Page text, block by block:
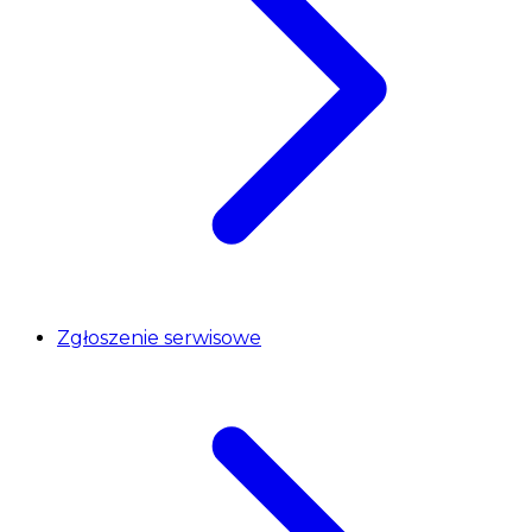
Zgłoszenie serwisowe